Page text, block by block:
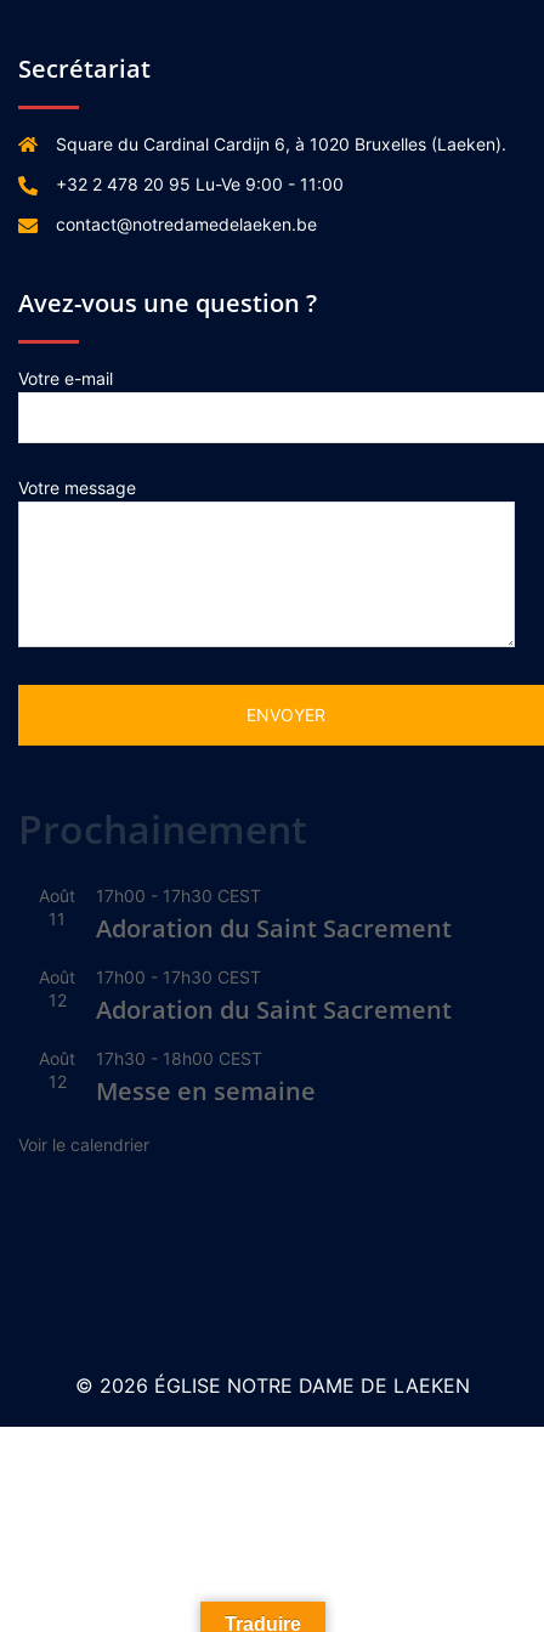
Secrétariat
Square du Cardinal Cardijn 6, à 1020 Bruxelles (Laeken).
+32 2 478 20 95 Lu-Ve 9:00 - 11:00
contact@notredamedelaeken.be
Avez-vous une question ?
Votre e-mail
Votre message
Prochainement
Août
11
17h00 - 17h30 CEST
Adoration du Saint Sacrement
Août
12
17h00 - 17h30 CEST
Adoration du Saint Sacrement
Août
12
17h30 - 18h00 CEST
Messe en semaine
Voir le calendrier
© 2026 ÉGLISE NOTRE DAME DE LAEKEN
Traduire